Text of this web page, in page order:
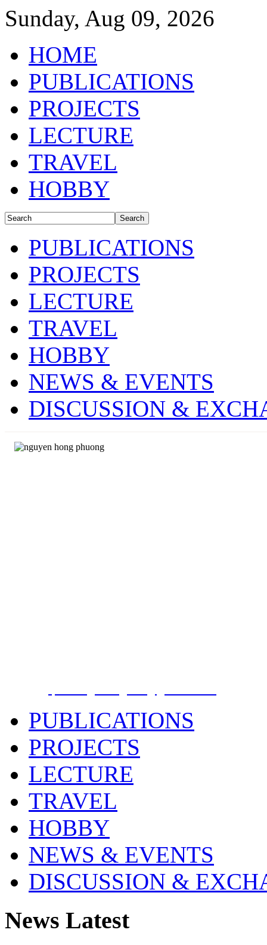
Sunday, Aug 09, 2026
HOME
PUBLICATIONS
PROJECTS
LECTURE
TRAVEL
HOBBY
PUBLICATIONS
PROJECTS
LECTURE
TRAVEL
HOBBY
NEWS & EVENTS
DISCUSSION &
PUBLICATIONS
PROJECTS
LECTURE
TRAVEL
HOBBY
NEWS & EVENTS
DISCUSSION &
News Latest